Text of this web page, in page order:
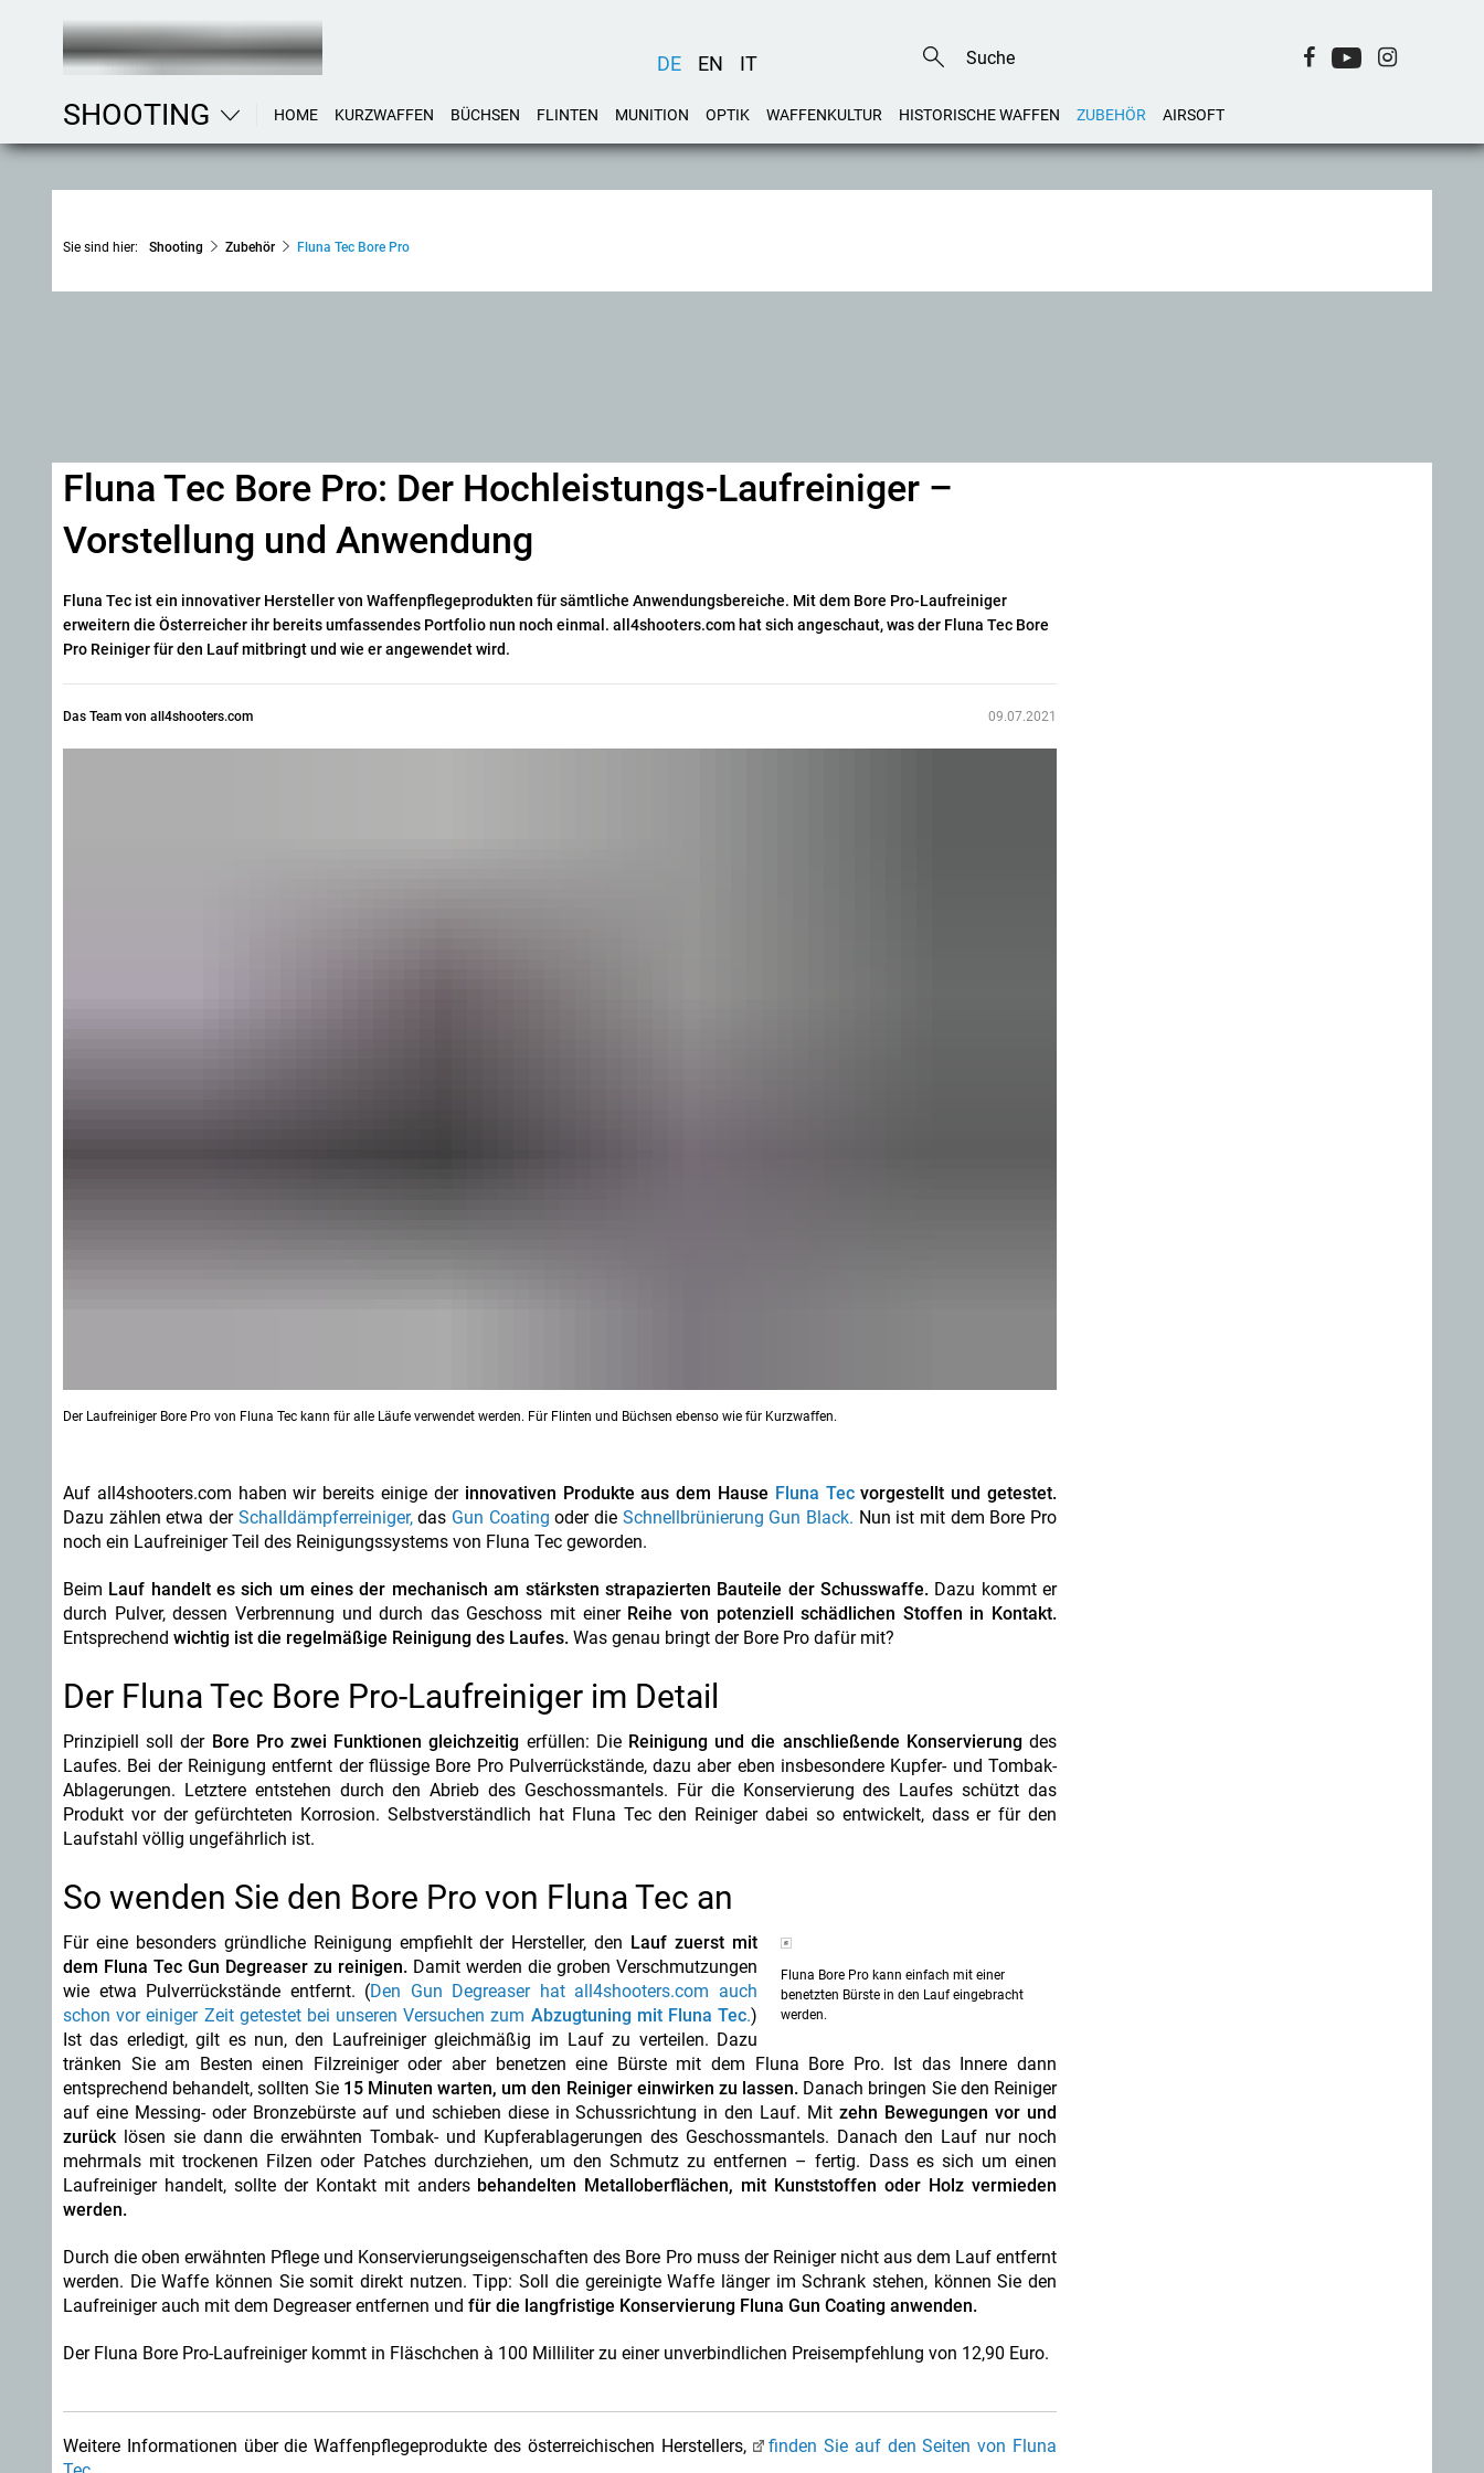
DE EN IT
SHOOTING HOME KURZWAFFEN BÜCHSEN FLINTEN MUNITION OPTIK WAFFENKULTUR HISTORISCHE WAFFEN ZUBEHÖR AIRSOFT
Sie sind hier: Shooting Zubehör Fluna Tec Bore Pro
Fluna Tec Bore Pro: Der Hochleistungs-Laufreiniger –
Vorstellung und Anwendung
Fluna Tec ist ein innovativer Hersteller von Waffenpflegeprodukten für sämtliche Anwendungsbereiche. Mit dem Bore Pro-Laufreiniger
erweitern die Österreicher ihr bereits umfassendes Portfolio nun noch einmal. all4shooters.com hat sich angeschaut, was der Fluna Tec Bore
Pro Reiniger für den Lauf mitbringt und wie er angewendet wird.
Das Team von all4shooters.com 09.07.2021
Der Laufreiniger Bore Pro von Fluna Tec kann für alle Läufe verwendet werden. Für Flinten und Büchsen ebenso wie für Kurzwaffen.
Auf all4shooters.com haben wir bereits einige derinnovativen Produkte aus dem Hause Fluna Tecvorgestellt und getestet.
Dazu zählen etwa der Schalldämpferreiniger,das Gun Coating oder die Schnellbrünierung Gun Black. Nun ist mit dem Bore Pro
noch ein Laufreiniger Teil des Reinigungssystems von Fluna Tec geworden.
Beim Lauf handelt es sich um eines der mechanisch am stärksten strapazierten Bauteile der Schusswaffe. Dazu kommt er
durch Pulver, dessen Verbrennung und durch das Geschoss mit einer Reihe von potenziell schädlichen Stoffen in Kontakt.
Entsprechend wichtig ist die regelmäßige Reinigung des Laufes. Was genau bringt der Bore Pro dafür mit?
Der Fluna Tec Bore Pro-Laufreiniger im Detail
Prinzipiell soll derBore Pro zwei Funktionen gleichzeitig erfüllen: Die Reinigung und die anschließende Konservierungdes
Laufes. Bei der Reinigung entfernt der flüssige Bore Pro Pulverrückstände, dazu aber eben insbesondere Kupfer- und Tombak-
Ablagerungen. Letztere entstehen durch den Abrieb des Geschossmantels. Für die Konservierung des Laufes schützt das
Produkt vor der gefürchteten Korrosion. Selbstverständlich hat Fluna Tec den Reiniger dabei so entwickelt, dass er für den
Laufstahl völlig ungefährlich ist.
So wenden Sie den Bore Pro von Fluna Tec an
Fluna Bore Pro kann einfach mit einer
benetzten Bürste in den Lauf eingebracht
werden.
Für eine besonders gründliche Reinigung empfiehlt der Hersteller, den Lauf zuerst mit
dem Fluna Tec Gun Degreaser zu reinigen. Damit werden die groben Verschmutzungen
wie etwa Pulverrückstände entfernt. (Den Gun Degreaser hat all4shooters.com auch
schon vor einiger Zeit getestet bei unseren Versuchen zum Abzugtuning mit Fluna Tec.)
Ist das erledigt, gilt es nun, den Laufreiniger gleichmäßig im Lauf zu verteilen. Dazu
tränken Sie am Besten einen Filzreiniger oder aber benetzen eine Bürste mit dem Fluna Bore Pro. Ist das Innere dann
entsprechend behandelt, sollten Sie15 Minuten warten, um den Reiniger einwirken zu lassen. Danach bringen Sie den Reiniger
auf eine Messing- oder Bronzebürste auf und schieben diese in Schussrichtung in den Lauf. Mitzehn Bewegungen vor und
zurücklösen sie dann die erwähnten Tombak- und Kupferablagerungen des Geschossmantels. Danach den Lauf nur noch
mehrmals mit trockenen Filzen oder Patches durchziehen, um den Schmutz zu entfernen – fertig. Dass es sich um einen
Laufreiniger handelt, sollte der Kontakt mit anders behandelten Metalloberflächen, mit Kunststoffen oder Holz vermieden
werden.
Durch die oben erwähnten Pflege und Konservierungseigenschaften des Bore Pro muss der Reiniger nicht aus dem Lauf entfernt
werden. Die Waffe können Sie somit direkt nutzen. Tipp: Soll die gereinigte Waffe länger im Schrank stehen, können Sie den
Laufreiniger auch mit dem Degreaser entfernen und für die langfristige Konservierung Fluna Gun Coating anwenden.
Der Fluna Bore Pro-Laufreiniger kommt in Fläschchen à 100 Milliliter zu einer unverbindlichen Preisempfehlung von 12,90 Euro.
Weitere Informationen über die Waffenpflegeprodukte des österreichischen Herstellers,
finden Sie auf den Seiten von Fluna